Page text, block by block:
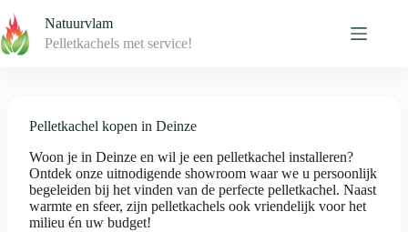
to
content
Natuurvlam
Pelletkachels met service!
Pelletkachel kopen in Deinze
Woon je in Deinze en wil je een pelletkachel installeren?
Ontdek onze uitnodigende showroom waar we u persoonlijk
begeleiden bij het vinden van de perfecte pelletkachel. Naast
warmte en sfeer, zijn pelletkachels ook vriendelijk voor het
milieu én uw budget!